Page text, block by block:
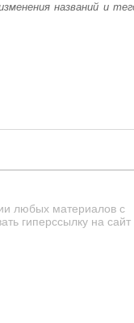
названий и
любых материалов с
гиперссылку на сайт